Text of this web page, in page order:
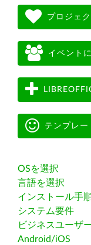
プロジェ
イベント
テンプレー
OSを選択
言語を選択
インストール手
システム要件
ビジネスユーザ
Android/iOS